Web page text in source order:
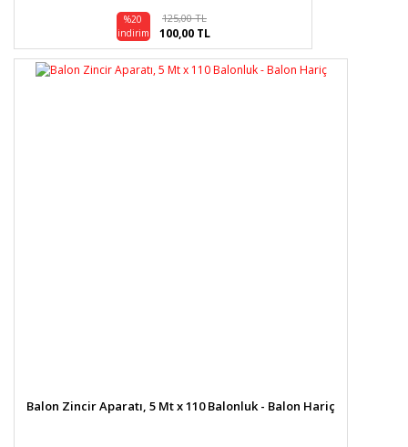
%20
indirim
125,00 TL
100,00 TL
Balon Zincir Aparatı, 5 Mt x 110 Balonluk - Balon Hariç